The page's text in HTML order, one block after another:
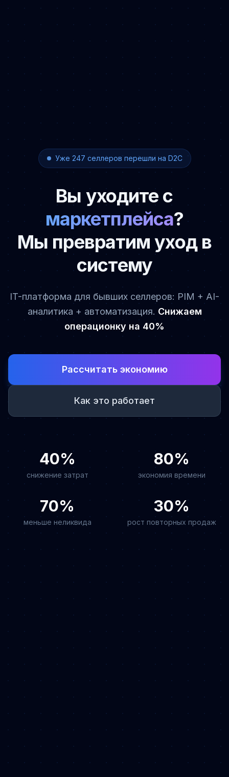
Уже 247 селлеров перешли на D2C
Вы уходите с
маркетплейса?
Мы превратим уход в
систему
IT-платформа для бывших селлеров: PIM + AI-
аналитика + автоматизация. Снижаем
операционку на 40%
Рассчитать экономию
Как это работает
40%
снижение затрат
80%
экономия времени
70%
меньше неликвида
30%
рост повторных продаж